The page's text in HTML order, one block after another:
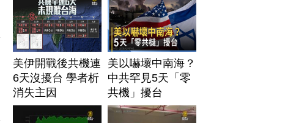
美伊開戰後共機連
6天沒擾台 學者析
消失主因
美以嚇壞中南海？
中共罕見5天「零
共機」擾台